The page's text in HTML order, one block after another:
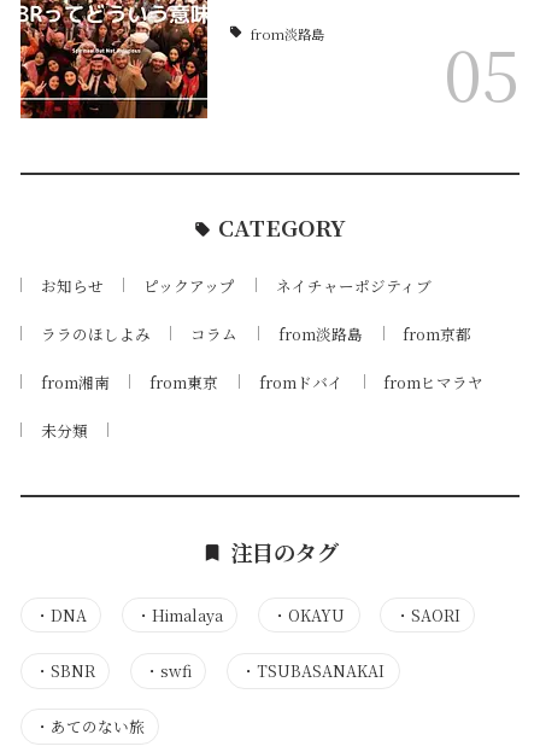
from淡路島 05
CATEGORY
お知らせ ピックアップ ネイチャーポジティブ
ララのほしよみ コラム from淡路島 from京都
from湘南 from東京 fromドバイ fromヒマラヤ
未分類
注目のタグ
・ DNA ・Himalaya ・OKAYU ・ SAORI
・ SBNR ・swfi ・TSUBASANAKAI
・ あてのない旅